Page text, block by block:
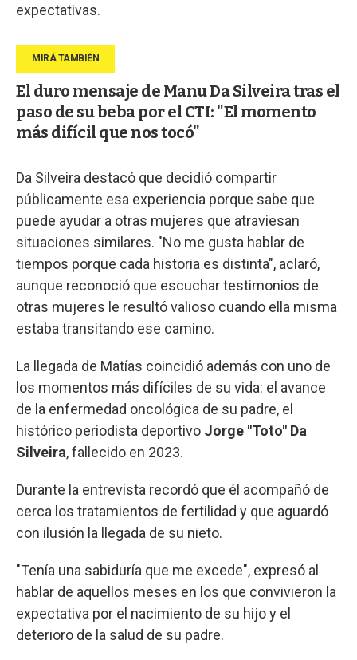
expectativas.
El duro mensaje de Manu Da Silveira tras el
paso de su beba por el CTI: "El momento
más difícil que nos tocó"
Da Silveira destacó que decidió compartir
públicamente esa experiencia porque sabe que
puede ayudar a otras mujeres que atraviesan
situaciones similares. "No me gusta hablar de
tiempos porque cada historia es distinta", aclaró,
aunque reconoció que escuchar testimonios de
otras mujeres le resultó valioso cuando ella misma
estaba transitando ese camino.
La llegada de Matías coincidió además con uno de
los momentos más difíciles de su vida: el avance
de la enfermedad oncológica de su padre, el
histórico periodista deportivo Jorge "Toto" Da
Silveira, fallecido en 2023.
Durante la entrevista recordó que él acompañó de
cerca los tratamientos de fertilidad y que aguardó
con ilusión la llegada de su nieto.
"Tenía una sabiduría que me excede", expresó al
hablar de aquellos meses en los que convivieron la
expectativa por el nacimiento de su hijo y el
deterioro de la salud de su padre.